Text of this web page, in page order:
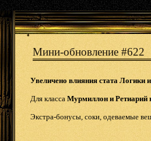
Мини-обновление #622
Увеличено влияния стата Логики
Для класса Мурмиллон и Ретиарий
Экстра-бонусы, соки, одеваемые